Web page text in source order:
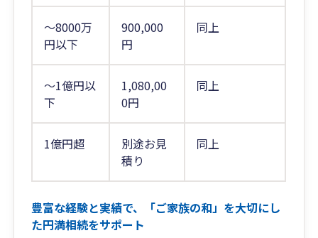
～8000万
円以下
900,000
円
同上
～1億円以
下
1,080,00
0円
同上
1億円超
別途お見
積り
同上
豊富な経験と実績で、「ご家族の和」を大切にし
た円満相続をサポート